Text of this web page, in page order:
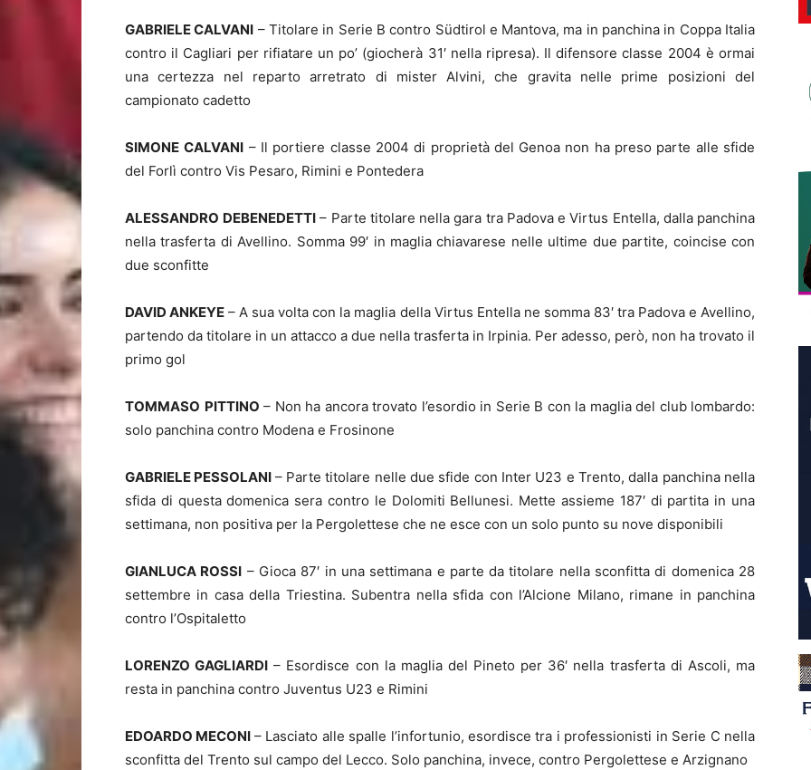
GABRIELE CALVANI – Titolare in Serie B contro Südtirol e Mantova, ma in panchina in Coppa Italia
contro il Cagliari per rifiatare un po’ (giocherà 31′ nella ripresa). Il difensore classe 2004 è ormai
una certezza nel reparto arretrato di mister Alvini, che gravita nelle prime posizioni del
campionato cadetto
SIMONE CALVANI – Il portiere classe 2004 di proprietà del Genoa non ha preso parte alle sfide
del Forlì contro Vis Pesaro, Rimini e Pontedera
ALESSANDRO DEBENEDETTI – Parte titolare nella gara tra Padova e Virtus Entella, dalla panchina
nella trasferta di Avellino. Somma 99′ in maglia chiavarese nelle ultime due partite, coincise con
due sconfitte
DAVID ANKEYE – A sua volta con la maglia della Virtus Entella ne somma 83′ tra Padova e Avellino,
partendo da titolare in un attacco a due nella trasferta in Irpinia. Per adesso, però, non ha trovato il
primo gol
TOMMASO PITTINO – Non ha ancora trovato l’esordio in Serie B con la maglia del club lombardo:
solo panchina contro Modena e Frosinone
GABRIELE PESSOLANI – Parte titolare nelle due sfide con Inter U23 e Trento, dalla panchina nella
sfida di questa domenica sera contro le Dolomiti Bellunesi. Mette assieme 187′ di partita in una
settimana, non positiva per la Pergolettese che ne esce con un solo punto su nove disponibili
GIANLUCA ROSSI – Gioca 87′ in una settimana e parte da titolare nella sconfitta di domenica 28
settembre in casa della Triestina. Subentra nella sfida con l’Alcione Milano, rimane in panchina
contro l’Ospitaletto
LORENZO GAGLIARDI – Esordisce con la maglia del Pineto per 36′ nella trasferta di Ascoli, ma
resta in panchina contro Juventus U23 e Rimini
EDOARDO MECONI – Lasciato alle spalle l’infortunio, esordisce tra i professionisti in Serie C nella
sconfitta del Trento sul campo del Lecco. Solo panchina, invece, contro Pergolettese e Arzignano